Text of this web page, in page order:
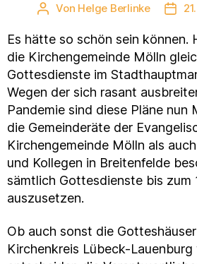
Beitragsautor
Von Helge Berlinke
Es hätte so schön sein können.
die Kirchengemeinde Mölln
Gottesdienste im
Wegen der sich rasant
Pandemie sind diese Pläne nun
die Gemeinderäte der
Kirchengemeinde Mölln als
und Kollegen in Breitenfelde
sämtlich Gottesdienste bis zum
auszusetzen.
Ob auch sonst die
Kirchenkreis Lübeck-